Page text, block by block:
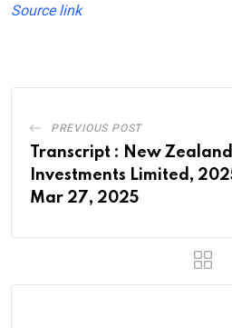
Source link
PREVIOUS POST
Transcript : New
Investments Limited,
Mar 27, 2025